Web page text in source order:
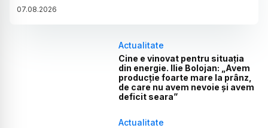
07.08.2026
Actualitate
Cine e vinovat pentru situația
din energie. Ilie Bolojan: „Avem
producție foarte mare la prânz,
de care nu avem nevoie și avem
deficit seara”
Actualitate